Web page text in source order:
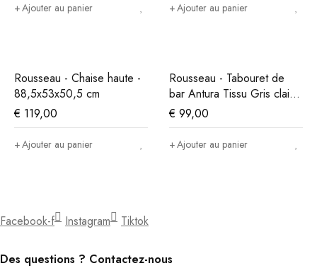
Ajouter au panier Ajouter au panier
Rousseau - Chaise haute -
88,5x53x50,5 cm
€ 119,00
Ajouter au panier
Rousseau - Tabouret de
bar Antura Tissu Gris clair -
97x46x53 cm
€ 99,00
Ajouter au panier
Facebook-f Instagram Tiktok
Des questions ? Contactez-nous